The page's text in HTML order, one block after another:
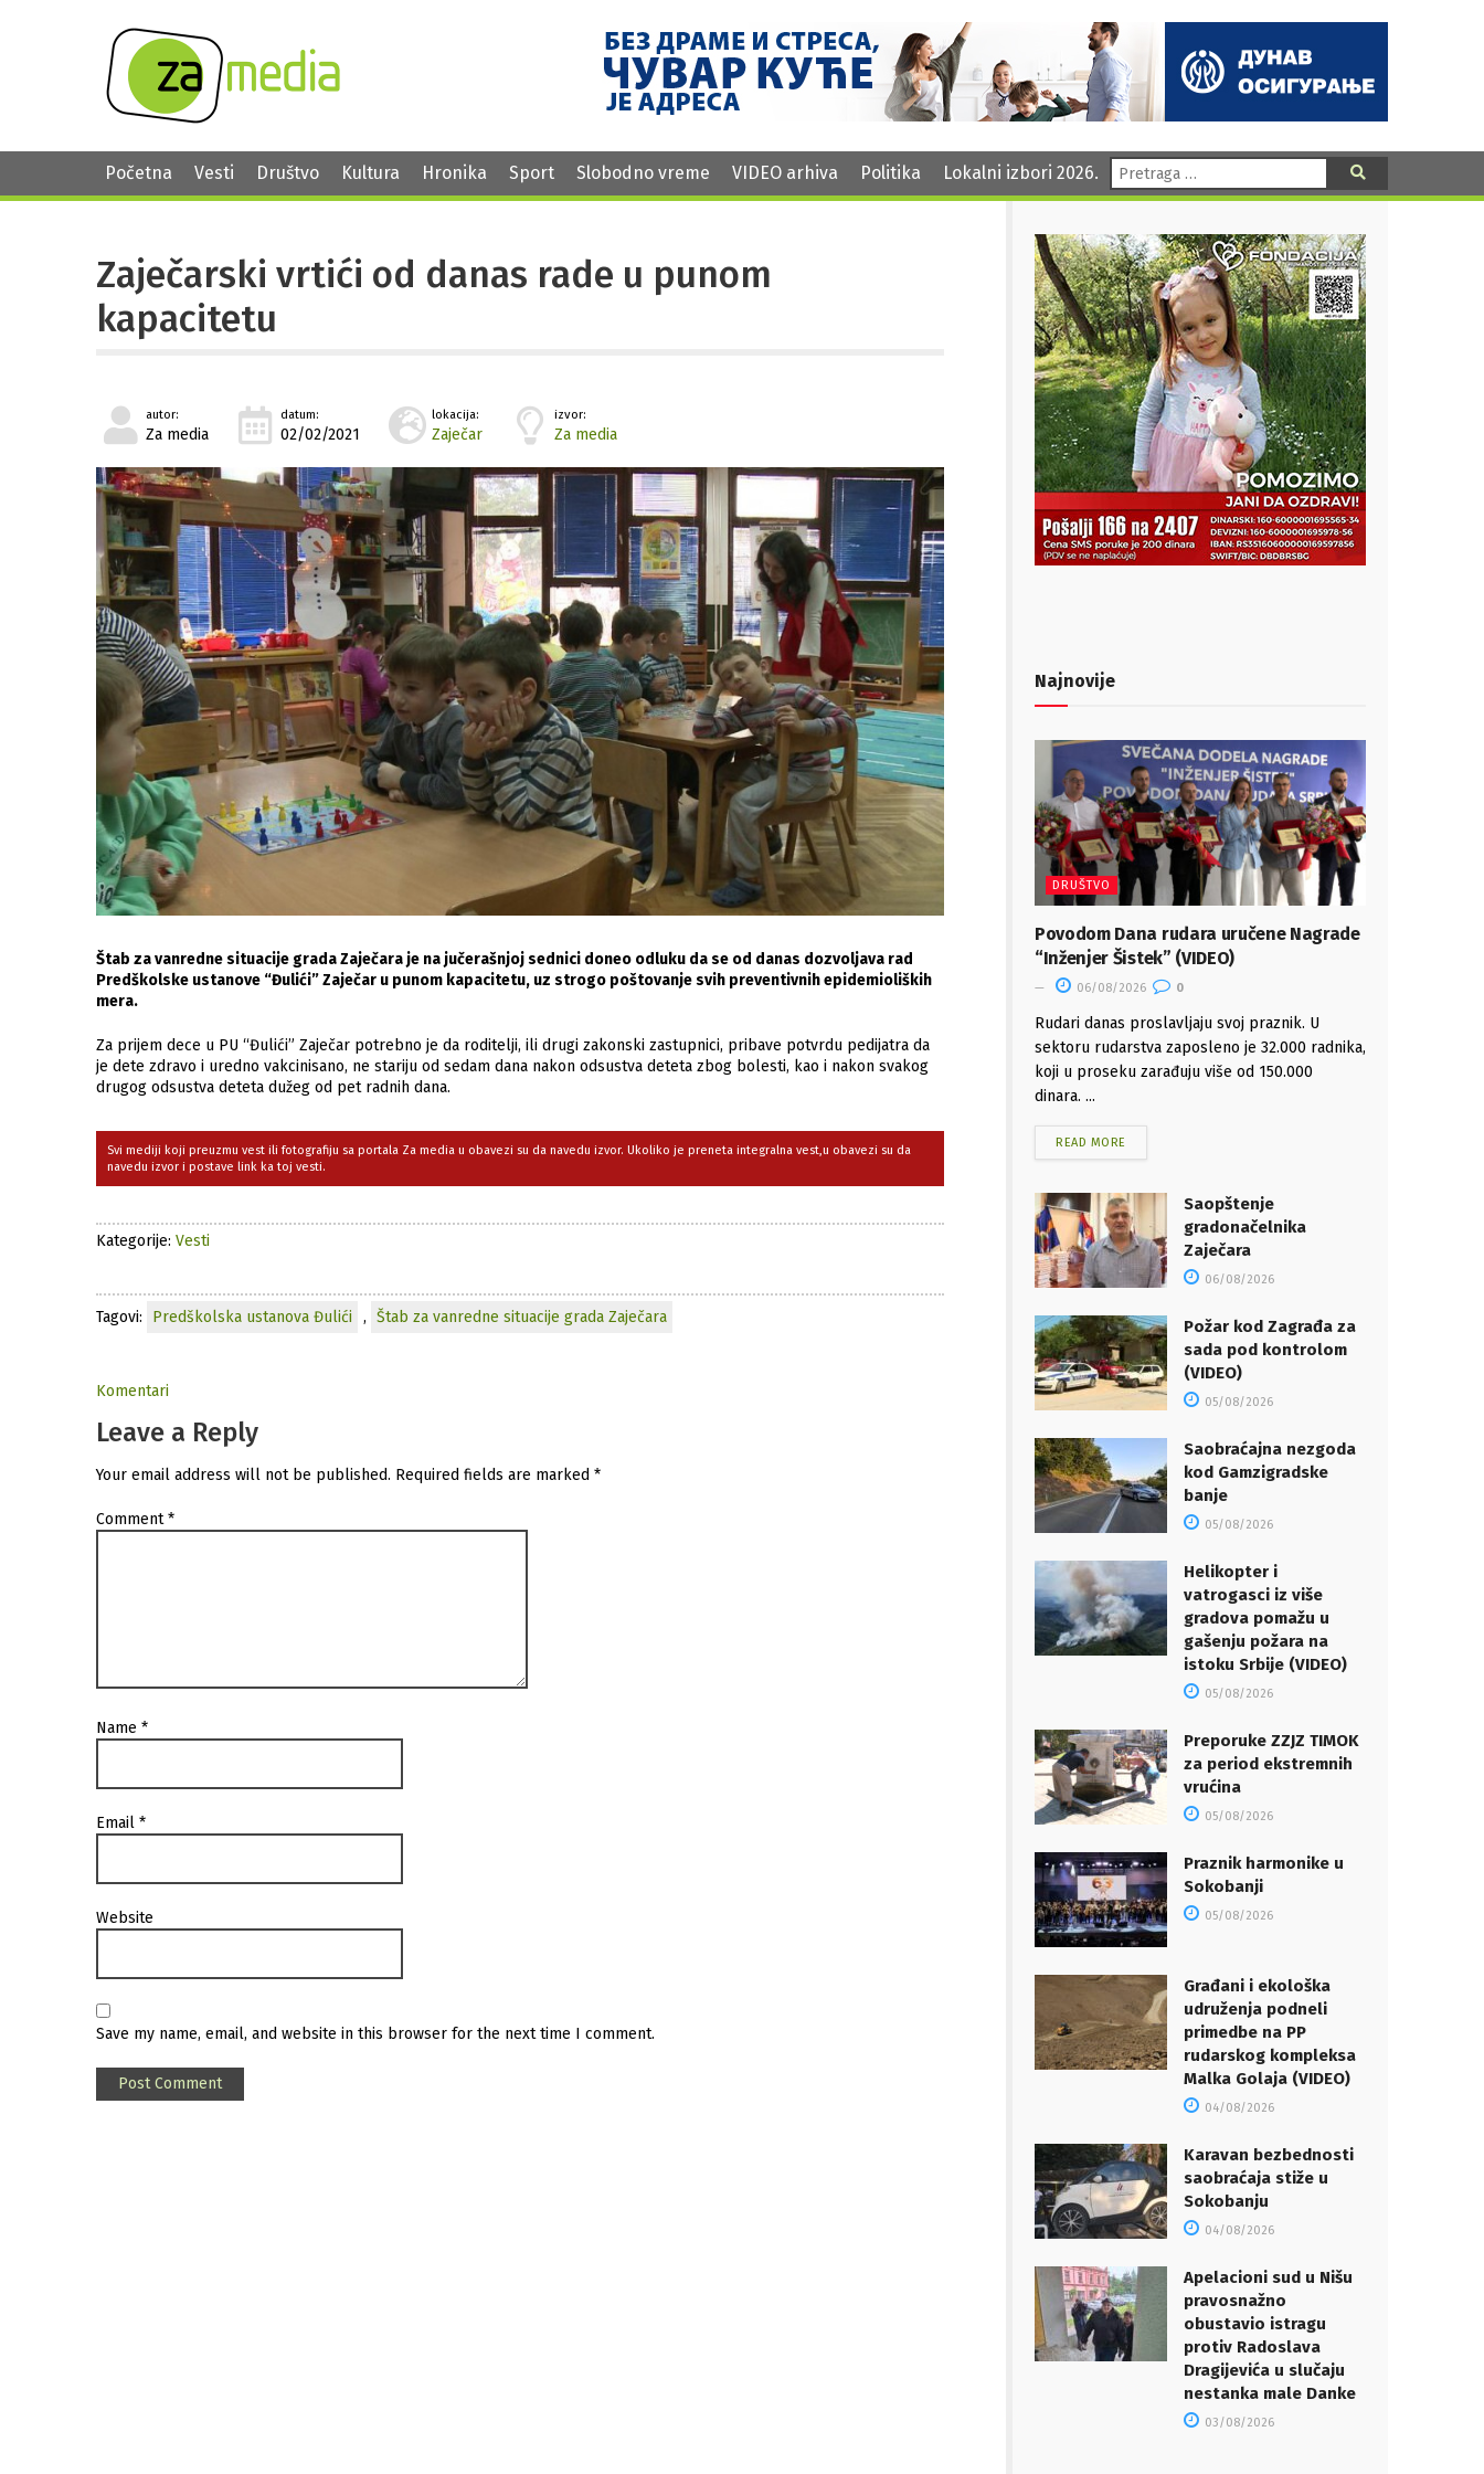
Početna Vesti Društvo Kultura Hronika Sport Slobodno vreme VIDEO arhiva Politika Lokalni izbori 2026. Pretraga:
Zaječarski vrtići od danas rade u punom
kapacitetu
autor:
Za media
datum:
02/02/2021
lokacija:
Zaječar
izvor:
Za media
Štab za vanredne situacije grada Zaječara je na jučerašnjoj sednici doneo odluku da se od danas dozvoljava rad
Predškolske ustanove “Đulići” Zaječar u punom kapacitetu, uz strogo poštovanje svih preventivnih epidemioliških
mera.
Za prijem dece u PU “Đulići” Zaječar potrebno je da roditelji, ili drugi zakonski zastupnici, pribave potvrdu pedijatra da
je dete zdravo i uredno vakcinisano, ne stariju od sedam dana nakon odsustva deteta zbog bolesti, kao i nakon svakog
drugog odsustva deteta dužeg od pet radnih dana.
Svi mediji koji preuzmu vest ili fotografiju sa portala Za media u obavezi su da navedu izvor. Ukoliko je preneta integralna vest,u obavezi su da
navedu izvor i postave link ka toj vesti.
Kategorije: Vesti
Tagovi: Predškolska ustanova Đulići , Štab za vanredne situacije grada Zaječara
Komentari
Leave a Reply
Your email address will not be published. Required fields are marked *
Comment*
Name *
Email *
Website
Save my name, email, and website in this browser for the next time I comment.
Najnovije
DRUŠTVO
Povodom Dana rudara uručene Nagrade
“Inženjer Šistek” (VIDEO)
06/08/2026 0
Rudari danas proslavljaju svoj praznik. U
sektoru rudarstva zaposleno je 32.000 radnika,
koji u proseku zarađuju više od 150.000
dinara. ...
READ MORE
Saopštenje
gradonačelnika
Zaječara
06/08/2026
Požar kod Zagrađa za
sada pod kontrolom
(VIDEO)
05/08/2026
Saobraćajna nezgoda
kod Gamzigradske
banje
05/08/2026
Helikopter i
vatrogasci iz više
gradova pomažu u
gašenju požara na
istoku Srbije (VIDEO)
05/08/2026
Preporuke ZZJZ TIMOK
za period ekstremnih
vrućina
05/08/2026
Praznik harmonike u
Sokobanji
05/08/2026
Građani i ekološka
udruženja podneli
primedbe na PP
rudarskog kompleksa
Malka Golaja (VIDEO)
04/08/2026
Karavan bezbednosti
saobraćaja stiže u
Sokobanju
04/08/2026
Apelacioni sud u Nišu
pravosnažno
obustavio istragu
protiv Radoslava
Dragijevića u slučaju
nestanka male Danke
03/08/2026